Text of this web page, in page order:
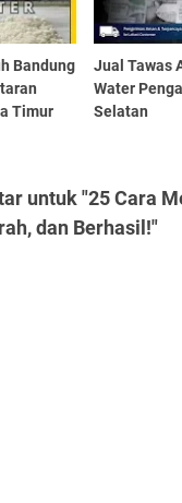
Bandung
Timur
Jual Tawas
Water
Selatan
untuk "25 Cara
dan Berhasil!"